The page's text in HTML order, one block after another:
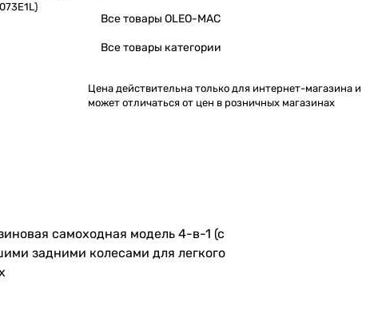
Все товары OLEO-MAC
Все товары категории
Цена действительна только для интернет-магазина и
может отличаться от цен в розничных магазинах
самоходная модель 4-в-1 (с
задними колесами для легкого